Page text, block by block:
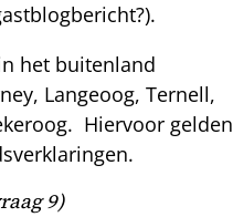
het buitenland
Langeoog, Ternell,
Hiervoor gelden
9)